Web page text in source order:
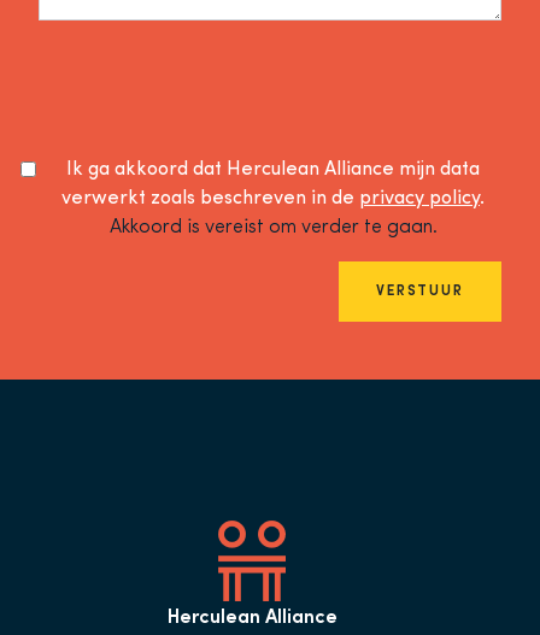
Ik ga akkoord dat Herculean Alliance mijn data
verwerkt zoals beschreven in de privacy policy.
Akkoord is vereist om verder te gaan.
VERSTUUR
Herculean Alliance